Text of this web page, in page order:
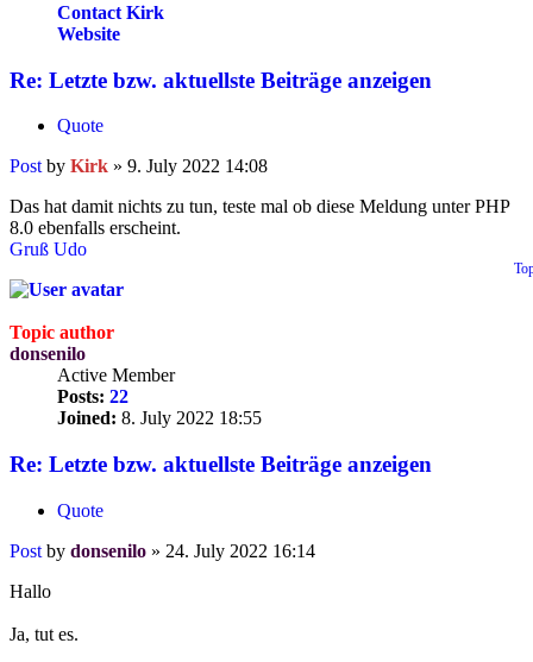
Contact Kirk
Website
Re: Letzte bzw. aktuellste Beiträge anzeigen
Quote
Post by Kirk » 9. July 2022 14:08
Das hat damit nichts zu tun, teste mal ob diese Meldung unter PHP
8.0 ebenfalls erscheint.
Gruß Udo
Topic author
donsenilo
Active Member
Posts: 22
Joined: 8. July 2022 18:55
Re: Letzte bzw. aktuellste Beiträge anzeigen
Quote
Post by donsenilo » 24. July 2022 16:14
Hallo
Ja, tut es.